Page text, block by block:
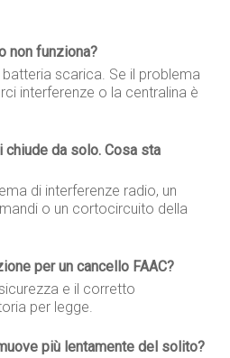
non funziona?
scarica. Se il problema
interferenze o la centralina è
da solo. Cosa sta
di interferenze radio, un
o un cortocircuito della
per un cancello FAAC?
e il corretto
per legge.
più lentamente del solito?